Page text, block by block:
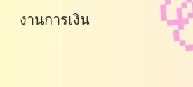
งานการเงิน